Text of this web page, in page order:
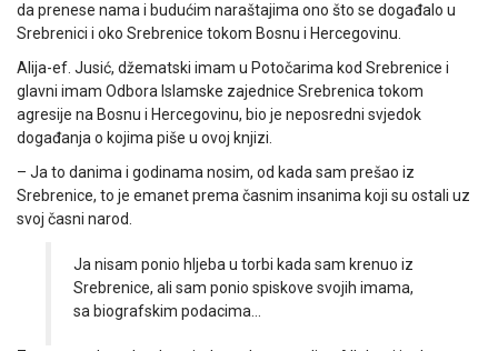
da prenese nama i budućim naraštajima ono što se događalo u
Srebrenici i oko Srebrenice tokom Bosnu i Hercegovinu.
Alija-ef. Jusić, džematski imam u Potočarima kod Srebrenice i
glavni imam Odbora Islamske zajednice Srebrenica tokom
agresije na Bosnu i Hercegovinu, bio je neposredni svjedok
događanja o kojima piše u ovoj knjizi.
– Ja to danima i godinama nosim, od kada sam prešao iz
Srebrenice, to je emanet prema časnim insanima koji su ostali uz
svoj časni narod.
Ja nisam ponio hljeba u torbi kada sam krenuo iz
Srebrenice, ali sam ponio spiskove svojih imama,
sa biografskim podacima…